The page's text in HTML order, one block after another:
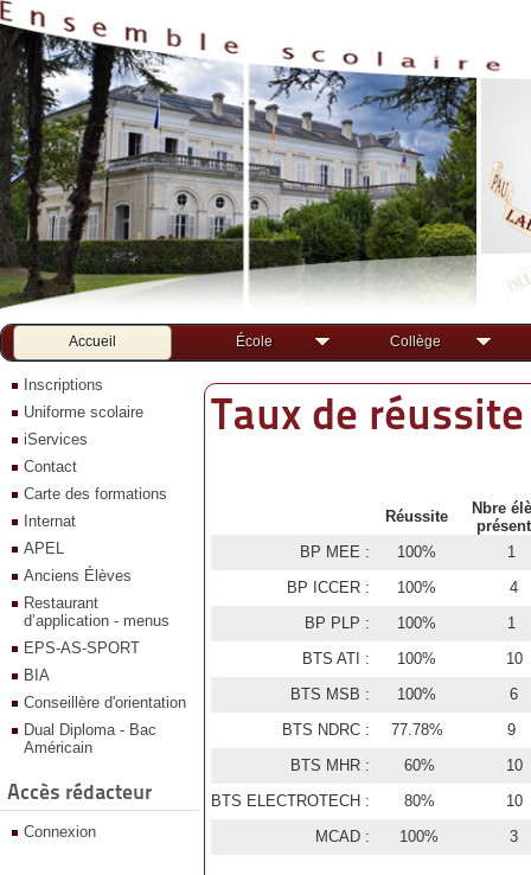
Accueil École Collège
Inscriptions
Uniforme scolaire
iServices
Contact
Carte des formations
Internat
APEL
Anciens Élèves
Restaurant
d’application - menus
EPS-AS-SPORT
BIA
Conseillère d'orientation
Dual Diploma - Bac
Américain
Accès rédacteur
Connexion
Taux de
Réussite
Nbre
BP MEE :
100%
1
BP ICCER :
100%
4
BP PLP :
100%
1
BTS ATI :
100%
10
BTS MSB :
100%
6
BTS NDRC :
77.78%
9
BTS MHR :
60%
10
BTS ELECTROTECH :
80%
10
MCAD :
100% 3